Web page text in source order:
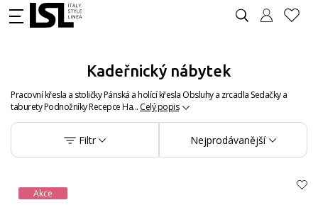
Kadeřnický nábytek
Pracovní křesla a stoličky Pánská a holící křesla Obsluhy a zrcadla Sedačky a
taburety Podnožníky Recepce Ha... Celý popis
Filtr Nejprodávanější
Akce